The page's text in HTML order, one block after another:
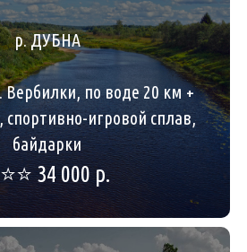
р. ДУБНА
по воде 20 км +
игровой сплав,
байдарки
34 000 р.